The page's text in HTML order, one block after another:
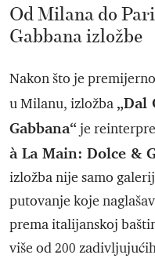
Od Milana do
Gabbana izložbe
Nakon što je
u Milanu, izložba „Dal
Gabbana“ je
à La Main: Dolce &
izložba nije samo
putovanje koje
prema italijanskoj
više od 200